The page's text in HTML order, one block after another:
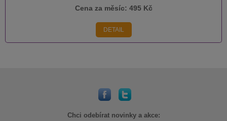
Cena za měsíc: 495 Kč
DETAIL
Chci odebírat novinky a akce: